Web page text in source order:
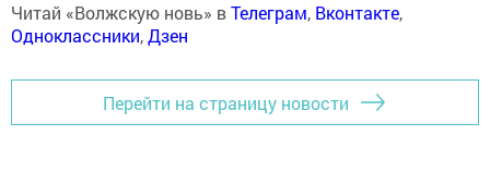
Читай «Волжскую новь» вТелеграм, Вконтакте,
Одноклассники,Дзен
Перейти на страницу новости